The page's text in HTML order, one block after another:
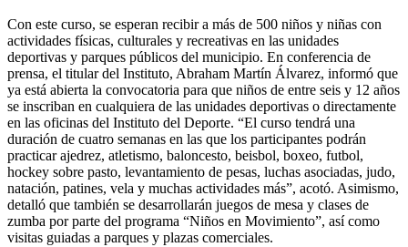
Con este curso, se esperan recibir a más de 500 niños y niñas con
actividades físicas, culturales y recreativas en las unidades
deportivas y parques públicos del municipio. En conferencia de
prensa, el titular del Instituto, Abraham Martín Álvarez, informó que
ya está abierta la convocatoria para que niños de entre seis y 12 años
se inscriban en cualquiera de las unidades deportivas o directamente
en las oficinas del Instituto del Deporte. “El curso tendrá una
duración de cuatro semanas en las que los participantes podrán
practicar ajedrez, atletismo, baloncesto, beisbol, boxeo, futbol,
hockey sobre pasto, levantamiento de pesas, luchas asociadas, judo,
natación, patines, vela y muchas actividades más”, acotó. Asimismo,
detalló que también se desarrollarán juegos de mesa y clases de
zumba por parte del programa “Niños en Movimiento”, así como
visitas guiadas a parques y plazas comerciales.